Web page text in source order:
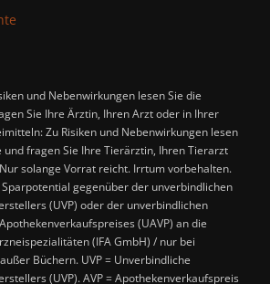
und Nebenwirkungen lesen Sie die
Sie Ihre Ärztin, Ihren Arzt oder in Ihrer
Zu Risiken und Nebenwirkungen lesen
und fragen Sie Ihre Tierärztin, Ihren Tierarzt
solange Vorrat reicht. Irrtum vorbehalten.
gegenüber der unverbindlichen
(UVP) oder der unverbindlichen
(UAVP) an die
(IFA GmbH) / nur bei
Büchern. UVP = Unverbindliche
(UVP). AVP = Apothekenverkaufspreis